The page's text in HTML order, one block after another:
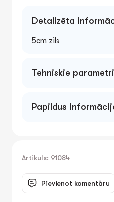
Detalizēta
5cm zils
Tehniskie parametri
Papildus
Artikuls: 91084
Pievienot komentāru